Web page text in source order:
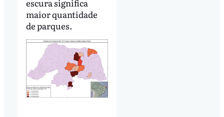
escura significa
maior quantidade
de parques.